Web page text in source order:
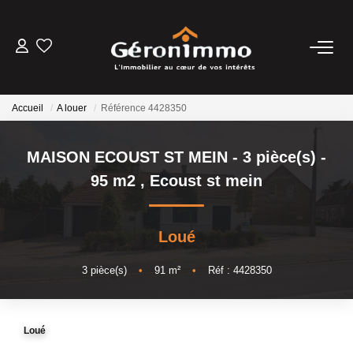
GESTION LOCATIVE
NOTRE AGENCE
Accueil A louer Référence 4428350
MAISON ECOUST ST MEIN - 3 pièce(s) -
95 m2 , Ecoust st mein
Loué
3pièce(s) • 91 m² • Réf : 4428350
Loué